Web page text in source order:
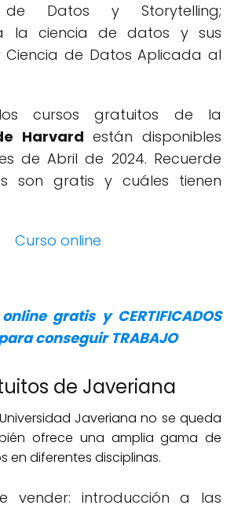
de Datos y Storytelling;
la ciencia de datos y sus
Ciencia de Datos Aplicada al
cursos gratuitos de la
Harvard están disponibles
de Abril de 2024. Recuerde
son gratis y cuáles tienen
Curso online
gratis y CERTIFICADOS
conseguir TRABAJO
de Javeriana
Javeriana no se queda
ofrece una amplia gama de
en diferentes disciplinas.
vender: introducción a las